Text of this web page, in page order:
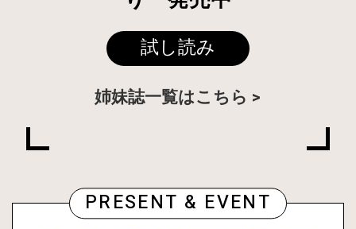
試し読み
姉妹誌一覧はこちら
PRESENT & EVENT